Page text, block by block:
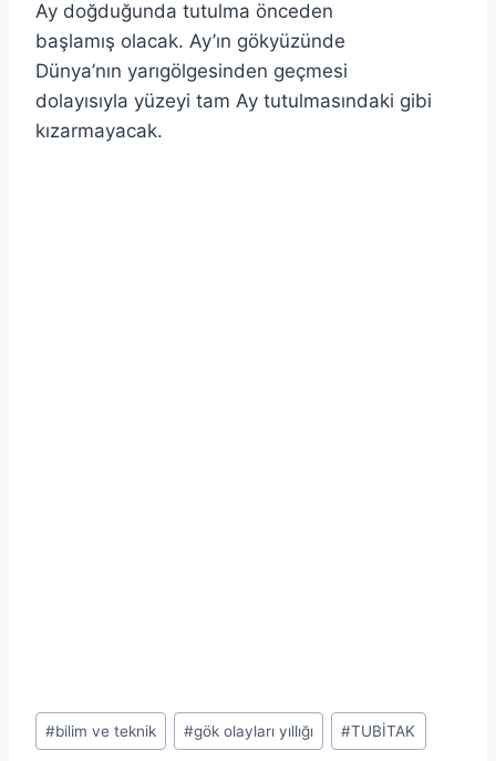
Ay doğduğunda tutulma önceden
başlamış olacak. Ay’ın gökyüzünde
Dünya’nın yarıgölgesinden geçmesi
dolayısıyla yüzeyi tam Ay tutulmasındaki gibi
kızarmayacak.
Post
Tags:
#bilim ve teknik #gök olayları yıllığı #TUBİTAK